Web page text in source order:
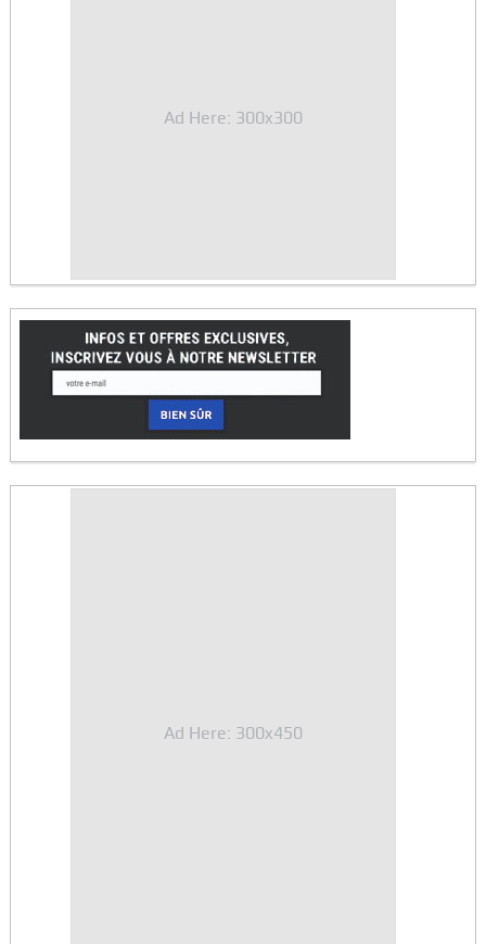
Ad Here: 300x300
Ad Here: 300x450